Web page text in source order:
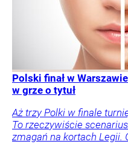
Polski finał w
w grze o tytuł
Aż trzy Polki w finale
To rzeczywiście
zmagań na kortach Legii.